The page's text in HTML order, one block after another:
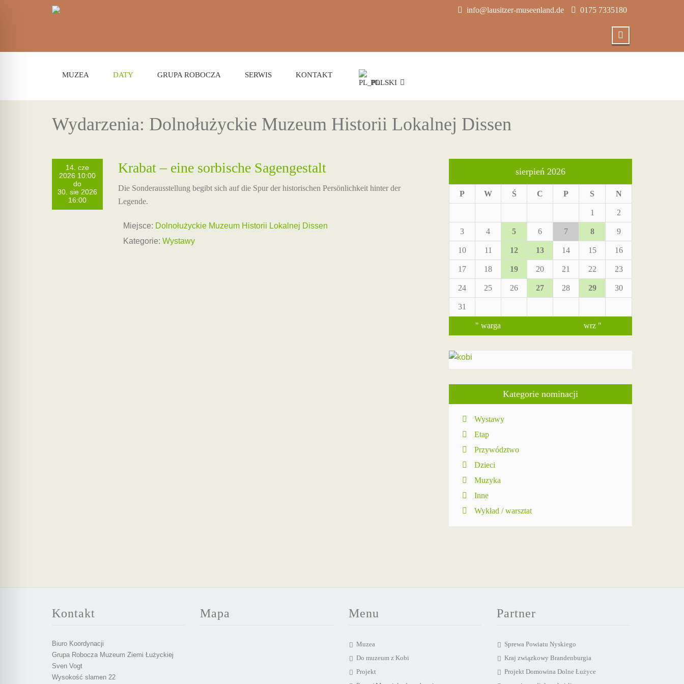
info@lausitzer-museenland.de 0175 7335180
MUZEA DATY GRUPA ROBOCZA SERWIS
KONTAKT
POLSKI
Wydarzenia: Dolnołużyckie Muzeum Historii Lokalnej Dissen
14. cze
2026 10:00
do
30. sie 2026
16:00
Krabat – eine sorbische Sagengestalt
Die Sonderausstellung begibt sich auf die Spur der historischen Persönlichkeit hinter der
Legende.
Miejsce: Dolnołużyckie Muzeum Historii Lokalnej Dissen
Kategorie: Wystawy
sierpień 2026
P W Ś C P S N
1 2
3 4 5 6 7 8 9
10 11 12 13 14 15 16
17 18 19 20 21 22 23
24 25 26 27 28 29 30
31
" warga wrz "
Kategorie nominacji
Wystawy
Etap
Przywództwo
Dzieci
Muzyka
Inne
Wykład / warsztat
Kontakt
Biuro Koordynacji
Grupa Robocza Muzeum Ziemi Łużyckiej
Sven Vogt
Wysokość slamen 22
Mapa Menu
Muzea
Do muzeum z Kobi
Projekt
Partner
Sprewa Powiatu Nyskiego
Kraj związkowy Brandenburgia
Projekt Domowina Dolne Łużyce